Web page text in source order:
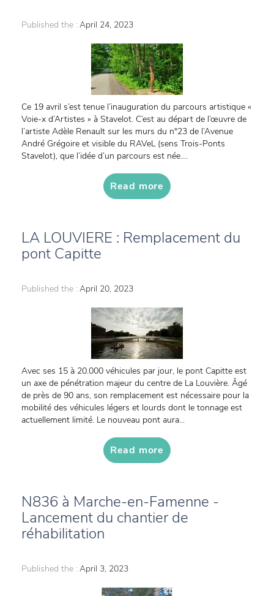
Published the : April 24, 2023
Ce 19 avril s’est tenue l’inauguration du parcours artistique «
Voie-x d’Artistes » à Stavelot. C’est au départ de l’œuvre de
l’artiste Adèle Renault sur les murs du n°23 de l’Avenue
André Grégoire et visible du RAVeL (sens Trois-Ponts
Stavelot), que l’idée d’un parcours est née....
Read more
LA LOUVIERE : Remplacement du
pont Capitte
Published the : April 20, 2023
Avec ses 15 à 20.000 véhicules par jour, le pont Capitte est
un axe de pénétration majeur du centre de La Louvière. Âgé
de près de 90 ans, son remplacement est nécessaire pour la
mobilité des véhicules légers et lourds dont le tonnage est
actuellement limité. Le nouveau pont aura...
Read more
N836 à Marche-en-Famenne -
Lancement du chantier de
réhabilitation
Published the : April 3, 2023